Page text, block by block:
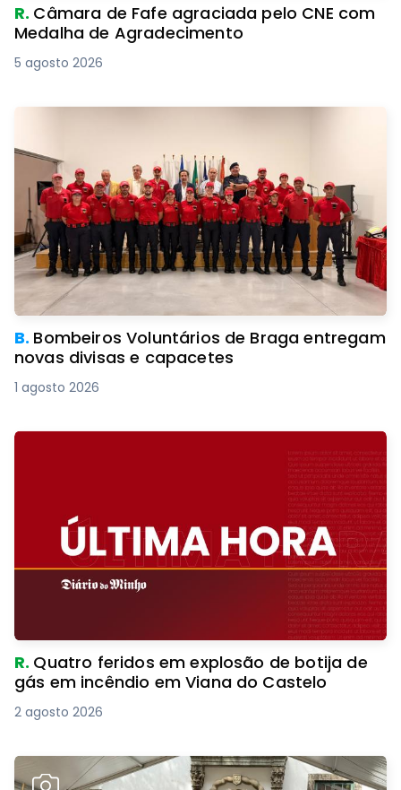
R. Câmara de Fafe agraciada pelo CNE com
Medalha de Agradecimento
5 agosto 2026
B. Bombeiros Voluntários de Braga entregam
novas divisas e capacetes
1 agosto 2026
R. Quatro feridos em explosão de botija de
gás em incêndio em Viana do Castelo
2 agosto 2026